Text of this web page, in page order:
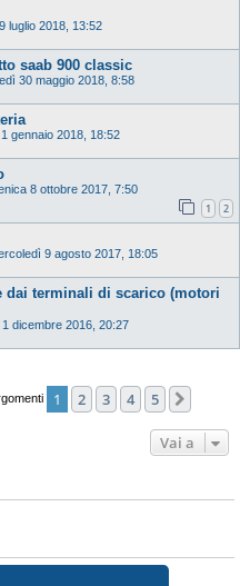
luglio 2018, 13:52
saab 900 classic
30 maggio 2018, 8:58
gennaio 2018, 18:52
8 ottobre 2017, 7:50
1 2
9 agosto 2017, 18:05
dai terminali di scarico (motori
dicembre 2016, 20:27
1 2 3 4 5
Vai a